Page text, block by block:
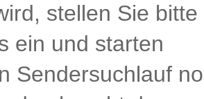
stellen Sie
ein und starten
Sendersuchlauf